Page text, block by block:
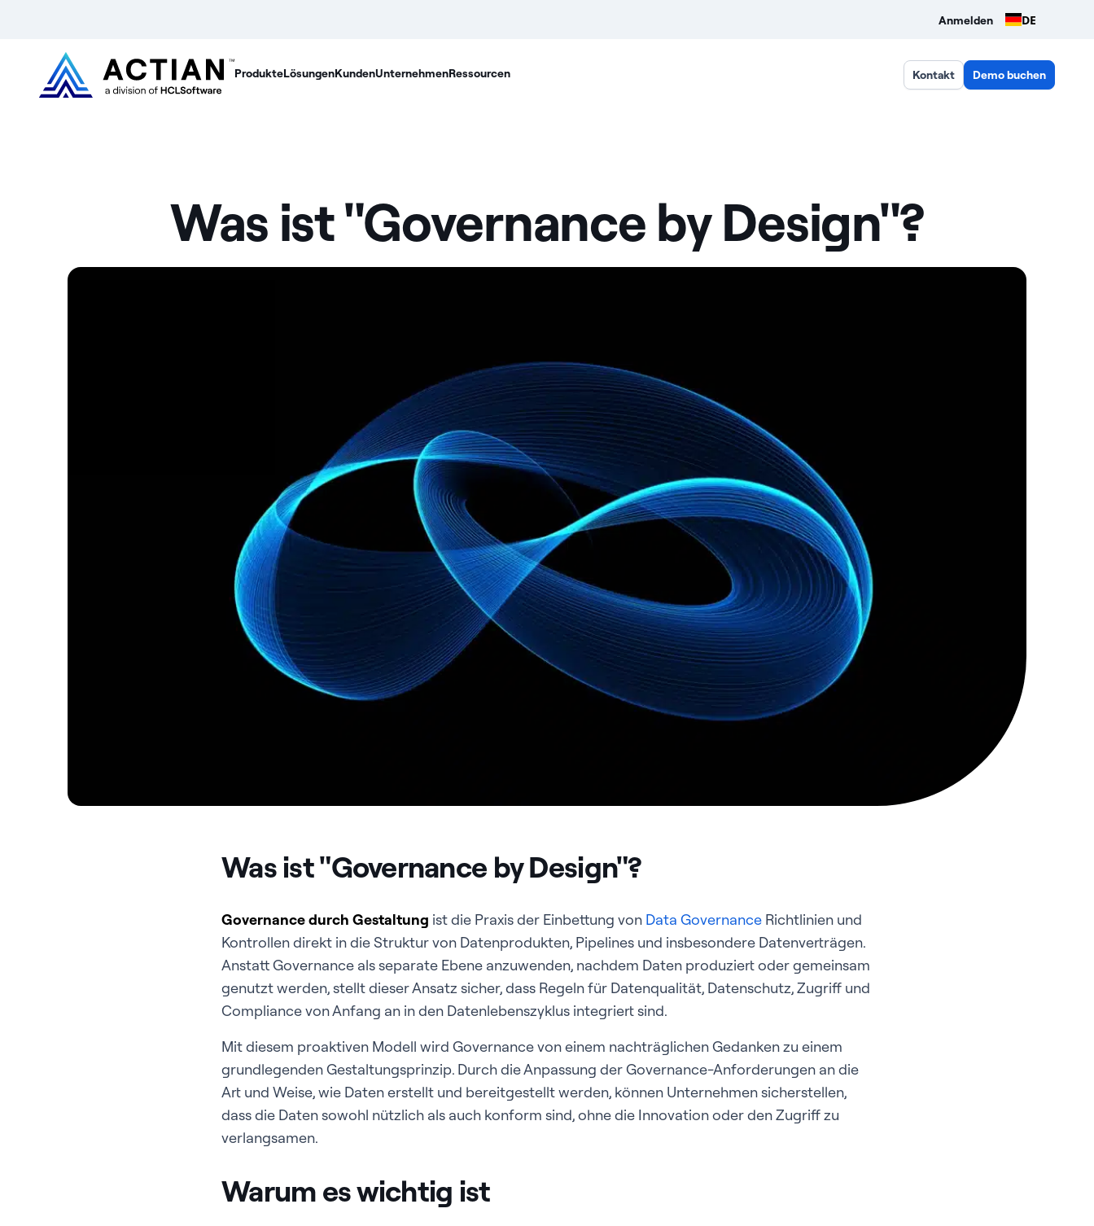
Anmelden DE
ProdukteLösungenKundenUnternehmenRessourcen Kontakt Demo buchen
Was ist "Governance by Design"?
Was ist "Governance by Design"?
Governance durch Gestaltung ist die Praxis der Einbettung von Data Governance Richtlinien und
Kontrollen direkt in die Struktur von Datenprodukten, Pipelines und insbesondere Datenverträgen.
Anstatt Governance als separate Ebene anzuwenden, nachdem Daten produziert oder gemeinsam
genutzt werden, stellt dieser Ansatz sicher, dass Regeln für Datenqualität, Datenschutz, Zugriff und
Compliance von Anfang an in den Datenlebenszyklus integriert sind.
Mit diesem proaktiven Modell wird Governance von einem nachträglichen Gedanken zu einem
grundlegenden Gestaltungsprinzip. Durch die Anpassung der Governance-Anforderungen an die
Art und Weise, wie Daten erstellt und bereitgestellt werden, können Unternehmen sicherstellen,
dass die Daten sowohl nützlich als auch konform sind, ohne die Innovation oder den Zugriff zu
verlangsamen.
Warum es wichtig ist